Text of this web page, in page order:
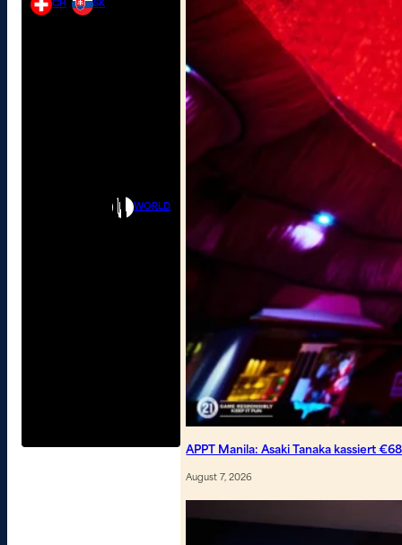
CH SK
WORLD
APPT Manila: Asaki Tanaka kassiert
August 7, 2026